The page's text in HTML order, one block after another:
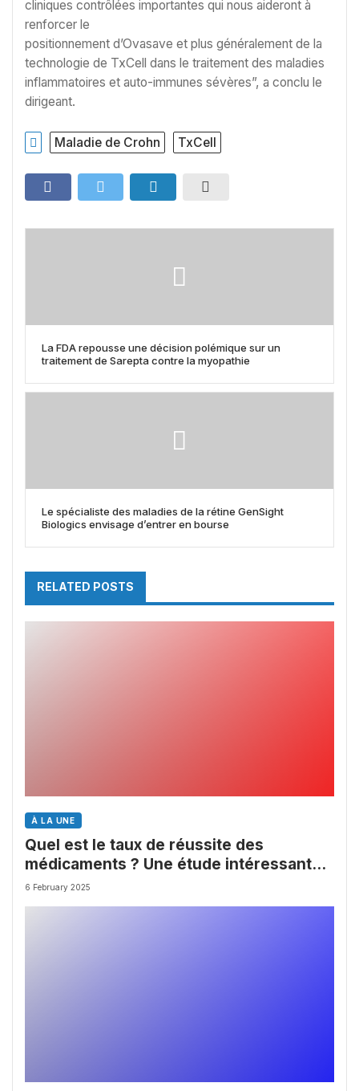
cliniques contrôlées importantes qui nous aideront à
renforcer le
positionnement d’Ovasave et plus généralement de la
technologie de TxCell dans le traitement des maladies
inflammatoires et auto-immunes sévères”, a conclu le
dirigeant.
Maladie de Crohn TxCell
La FDA repousse une décision polémique sur un
traitement de Sarepta contre la myopathie
Le spécialiste des maladies de la rétine GenSight
Biologics envisage d’entrer en bourse
RELATED POSTS
À LA UNE
Quel est le taux de réussite des
médicaments ? Une étude intéressante
chez les Big Pharmas
6 February 2025